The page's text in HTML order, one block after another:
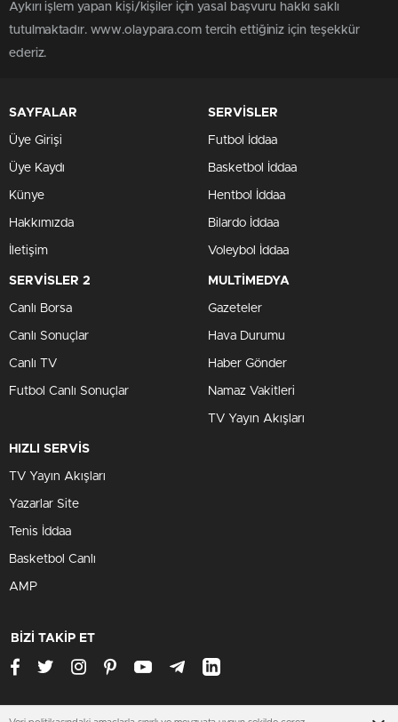
Aykırı işlem yapan kişi/kişiler için yasal başvuru hakkı saklı
tutulmaktadır. www.olaypara.com tercih ettiğiniz için teşekkür
ederiz.
SAYFALAR
Üye Girişi
Üye Kaydı
Künye
Hakkımızda
İletişim
SERVİSLER
Futbol İddaa
Basketbol İddaa
Hentbol İddaa
Bilardo İddaa
Voleybol İddaa
SERVİSLER 2
Canlı Borsa
Canlı Sonuçlar
Canlı TV
Futbol Canlı Sonuçlar
MULTİMEDYA
Gazeteler
Hava Durumu
Haber Gönder
Namaz Vakitleri
TV Yayın Akışları
HIZLI SERVİS
TV Yayın Akışları
Yazarlar Site
Tenis İddaa
Basketbol Canlı
AMP
BİZİ TAKİP ET